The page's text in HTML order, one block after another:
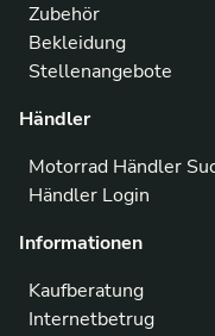
Zubehör
Bekleidung
Stellenangebote
Händler
Motorrad Händler
Händler Login
Informationen
Kaufberatung
Internetbetrug